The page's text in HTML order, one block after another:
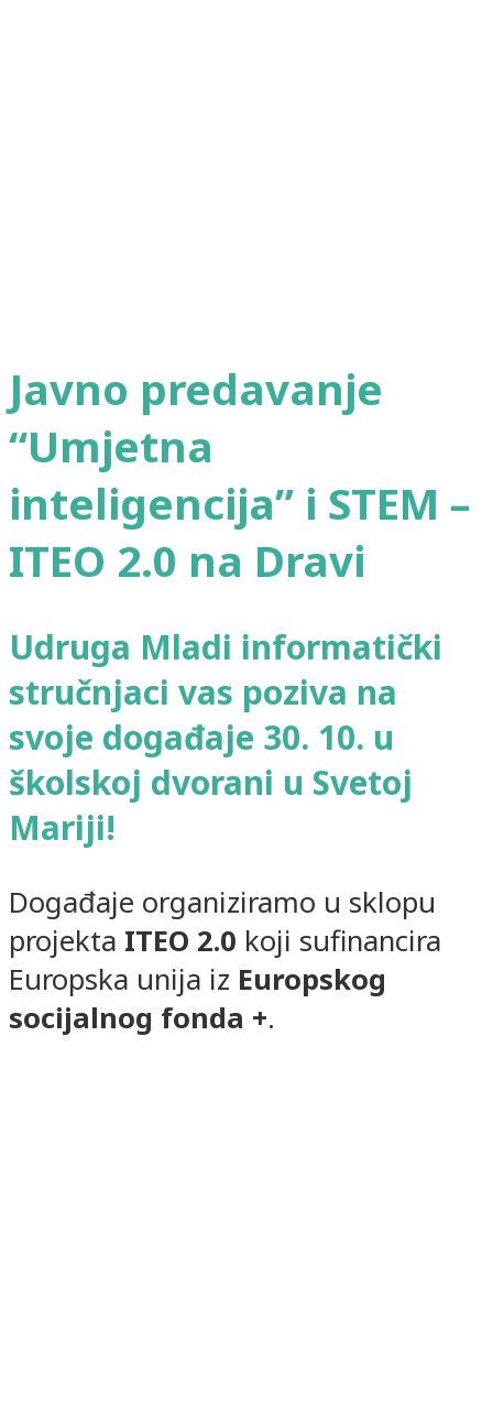
Javno predavanje
“Umjetna
inteligencija” i STEM –
ITEO 2.0 na Dravi
Udruga Mladi informatički
stručnjaci vas poziva na
svoje događaje 30. 10. u
školskoj dvorani u Svetoj
Mariji!
Događaje organiziramo u sklopu
projekta ITEO 2.0 koji sufinancira
Europska unija iz Europskog
socijalnog fonda +.